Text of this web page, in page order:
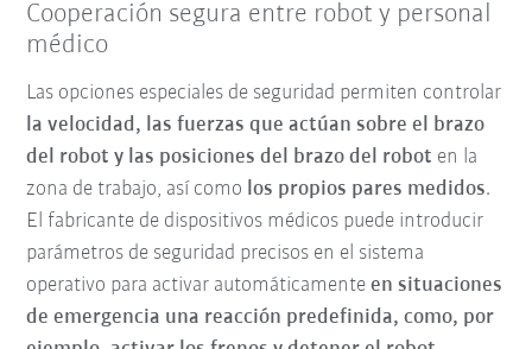
Cooperación segura entre robot y personal
médico
Las opciones especiales de seguridad permiten controlar
la velocidad, las fuerzas que actúan sobre el brazo
del robot y las posiciones del brazo del robot en la
zona de trabajo, así como los propios pares medidos.
El fabricante de dispositivos médicos puede introducir
parámetros de seguridad precisos en el sistema
operativo para activar automáticamenteen situaciones
de emergencia una reacción predefinida, como, por